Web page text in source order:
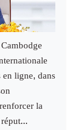
ligne, dans
la